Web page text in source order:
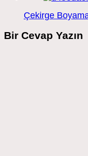
Çekirge
Bir Cevap Yazın